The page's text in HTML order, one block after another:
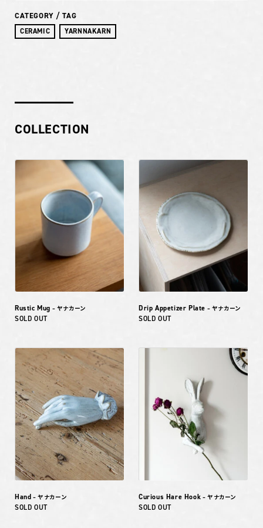
CATEGORY / TAG
CERAMIC YARNNAKARN
COLLECTION
Rustic Mug – ヤナカーン
SOLD OUT
Drip Appetizer Plate – ヤナカーン
SOLD OUT
Hand – ヤナカーン
SOLD OUT
Curious Hare Hook – ヤナカーン
SOLD OUT